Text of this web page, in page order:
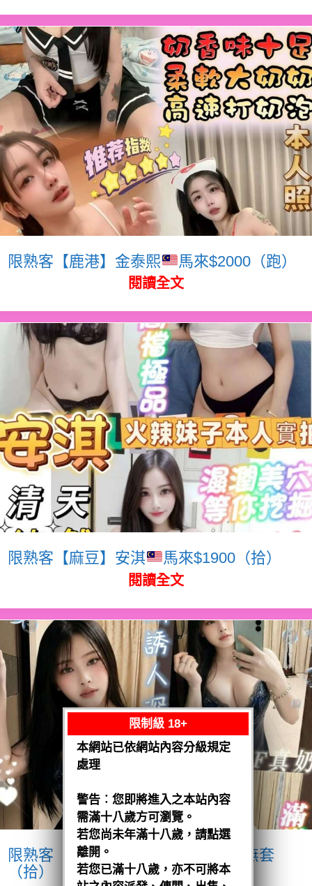
限熟客【鹿港】金泰熙 馬來$2000（跑）
閱讀全文
限熟客【麻豆】安淇 馬來$1900（拾）
閱讀全文
限熟客【麻豆】奶妹
馬來$1900 .無套
（拾）
限制級 18+
本網站已依網站內容分級規定
處理
警告︰您即將進入之本站內容
需滿十八歲方可瀏覽。
若您尚未年滿十八歲，請點選
離開。
若您已滿十八歲，亦不可將本